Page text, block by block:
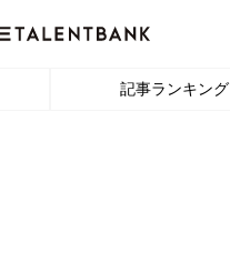
記事ランキング